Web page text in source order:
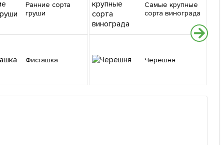
Ранние сорта
груши
Фисташка
Самые крупные
сорта винограда
Черешня